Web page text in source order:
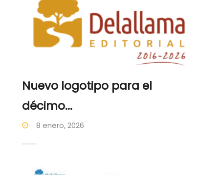
Nuevo logotipo para el
décimo...
8 enero, 2026